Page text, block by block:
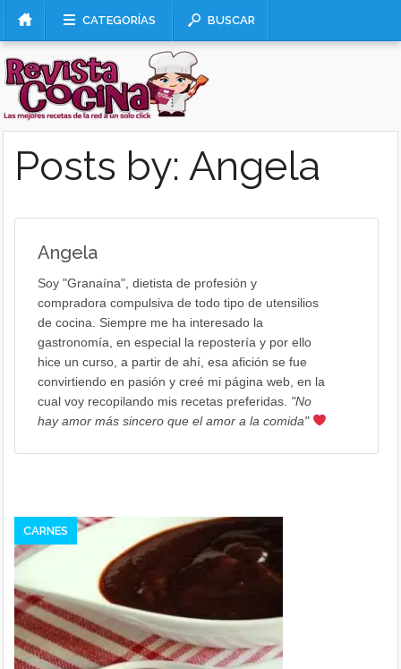
CATEGORÍAS BUSCAR
Posts by: Angela
Angela
Soy "Granaína", dietista de profesión y
compradora compulsiva de todo tipo de utensilios
de cocina. Siempre me ha interesado la
gastronomía, en especial la repostería y por ello
hice un curso, a partir de ahí, esa afición se fue
convirtiendo en pasión y creé mi página web, en la
cual voy recopilando mis recetas preferidas. "No
hay amor más sincero que el amor a la comida"
CARNES